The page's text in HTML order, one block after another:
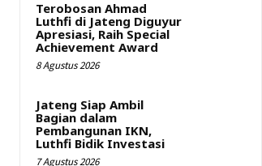
Terobosan Ahmad
Luthfi di Jateng Diguyur
Apresiasi, Raih Special
Achievement Award
8 Agustus 2026
Jateng Siap Ambil
Bagian dalam
Pembangunan IKN,
Luthfi Bidik Investasi
7 Agustus 2026